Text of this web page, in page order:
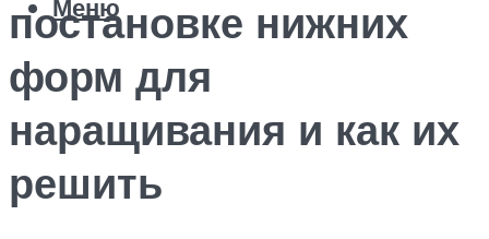
Меню
постановке нижних
форм для
наращивания и как их
решить